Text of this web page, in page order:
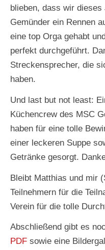
blieben, dass wir
Gemünder ein Rennen
eine top Orga gehabt
perfekt durchgeführt.
Streckensprecher, die
haben.
Und last but not least:
Küchencrew des MSC
haben für eine tolle
einer leckeren Suppe
Getränke gesorgt.
Bleibt Matthias und mir
Teilnehmern für die
Verein für die tolle
Abschließend gibt es
PDF sowie eine